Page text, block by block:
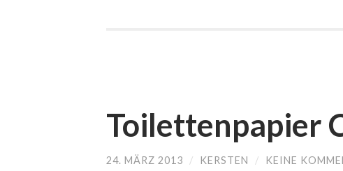
Toilettenpapier
24. MÄRZ 2013 / KERSTEN / KEINE